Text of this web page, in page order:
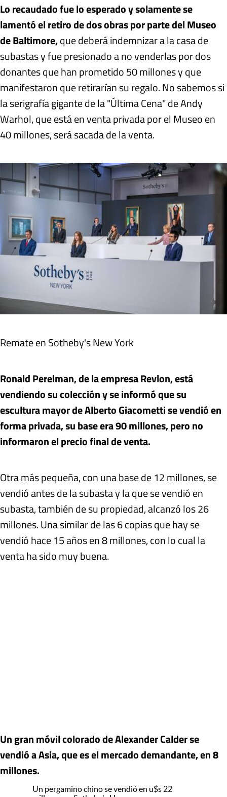
Lo recaudado fue lo esperado y solamente se
lamentó el retiro de dos obras por parte del Museo
de Baltimore,que deberá indemnizar a la casa de
subastas y fue presionado a no venderlas por dos
donantes que han prometido 50 millones y que
manifestaron que retirarían su regalo. No sabemos si
la serigrafía gigante de la "Última Cena" de Andy
Warhol, que está en venta privada por el Museo en
40 millones, será sacada de la venta.
Remate en Sotheby's New York
Ronald Perelman, de la empresa Revlon, está
vendiendo su colección y se informó que su
escultura mayor de Alberto Giacometti se vendió en
forma privada, su base era 90 millones, pero no
informaron el precio final de venta.
Otra más pequeña, con una base de 12 millones, se
vendió antes de la subasta y la que se vendió en
subasta, también de su propiedad, alcanzó los 26
millones. Una similar de las 6 copias que hay se
vendió hace 15 años en 8 millones, con lo cual la
venta ha sido muy buena.
Un gran móvil colorado de Alexander Calder se
vendió a Asia, que es el mercado demandante, en 8
millones.
Un pergamino chino se vendió en u$s 22